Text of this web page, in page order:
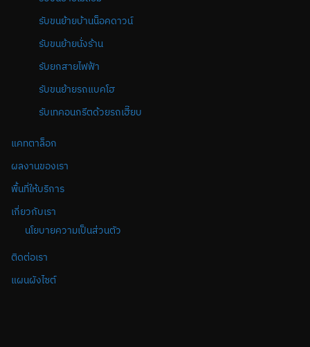
รับขนย้ายบ้านน็อคดาวน์
รับขนย้ายนั่งร้าน
รับยกสายไฟฟ้า
รับขนย้ายรถแบคโฮ
รับเทคอนกรีตด้วยรถเฮี๊ยบ
แคทตาล็อก
ผลงานของเรา
พื้นที่ให้บริการ
เกี่ยวกับเรา
นโยบายความเป็นส่วนตัว
ติดต่อเรา
แผนผังไซต์